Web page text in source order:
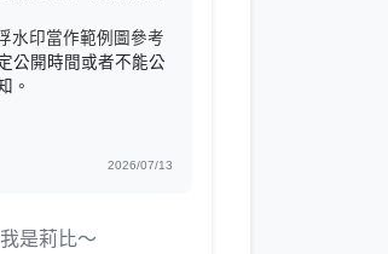
水印當作範例圖參考
公開時間或者不能公
。
2026/07/13
是莉比～